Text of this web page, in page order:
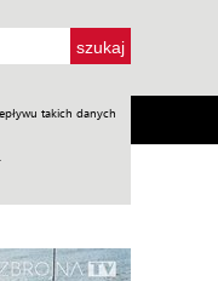
takich danych